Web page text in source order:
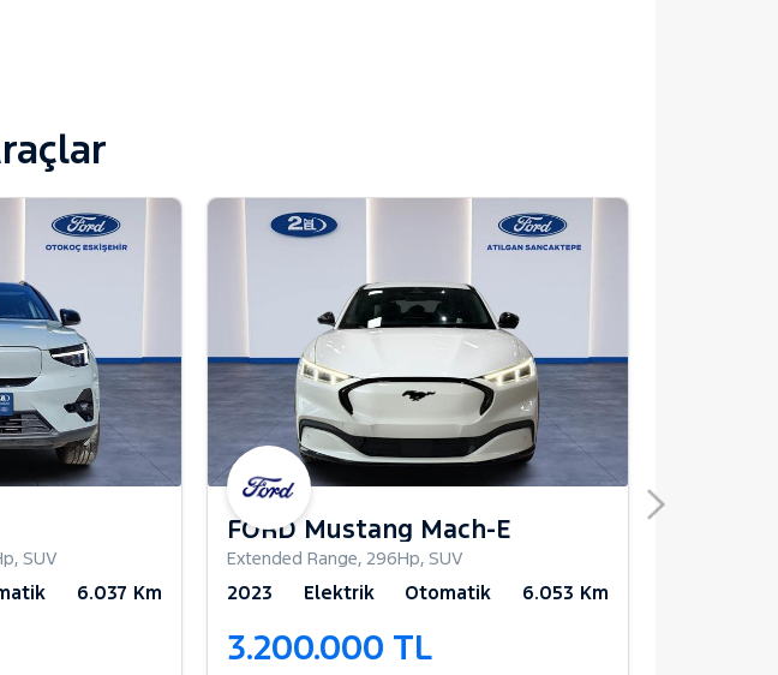
, SUV
6.037 Km
FORD Mustang Mach-E
Extended Range, 296Hp, SUV
2023 Elektrik Otomatik 6.053 Km
3.200.000 TL